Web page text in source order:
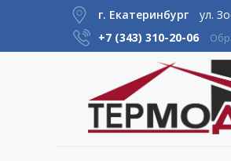
г. Екатеринбург
ул.
+7 (343) 310-20-06